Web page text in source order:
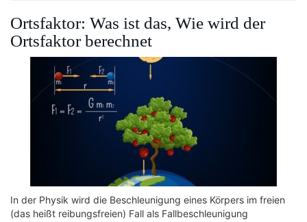
Ortsfaktor: Was ist das, Wie wird der
Ortsfaktor berechnet
In der Physik wird die Beschleunigung eines Körpers im freien
(das heißt reibungsfreien) Fall als Fallbeschleunigung